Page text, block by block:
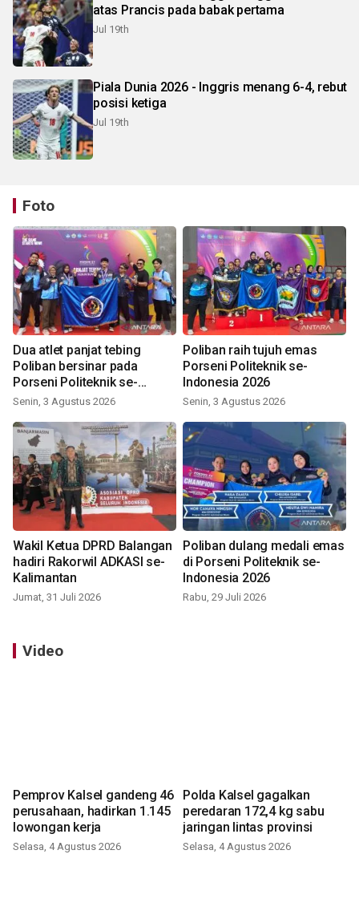
atas Prancis pada babak pertama
Jul 19th
Piala Dunia 2026 - Inggris menang 6-4, rebut
posisi ketiga
Jul 19th
Foto
Dua atlet panjat tebing
Poliban bersinar pada
Porseni Politeknik se-
Indonesia 2026
Senin, 3 Agustus 2026
Poliban raih tujuh emas
Porseni Politeknik se-
Indonesia 2026
Senin, 3 Agustus 2026
Wakil Ketua DPRD Balangan
hadiri Rakorwil ADKASI se-
Kalimantan
Jumat, 31 Juli 2026
Poliban dulang medali emas
di Porseni Politeknik se-
Indonesia 2026
Rabu, 29 Juli 2026
Video
Pemprov Kalsel gandeng 46
perusahaan, hadirkan 1.145
lowongan kerja
Selasa, 4 Agustus 2026
Polda Kalsel gagalkan
peredaran 172,4 kg sabu
jaringan lintas provinsi
Selasa, 4 Agustus 2026